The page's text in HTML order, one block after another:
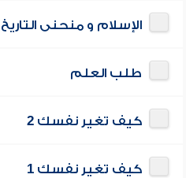
الإسلام و منحنى التاريخ
طلب العلم
كيف تغير نفسك 2
كيف تغير نفسك 1